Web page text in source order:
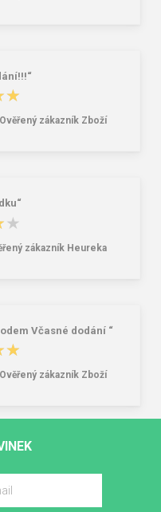
Ověřený zákazník Zboží
zákazník Heureka
Včasné dodání “
Ověřený zákazník Zboží